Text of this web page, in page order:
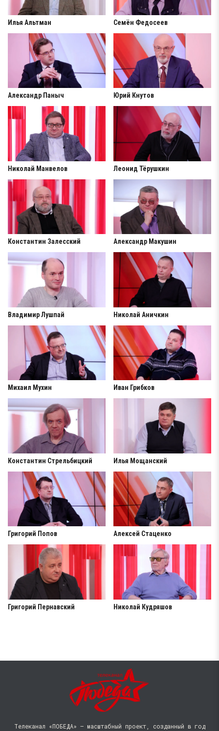
Илья Альтман Семён Федосеев
Александр Паныч Юрий Кнутов
Николай Манвелов Леонид Тёрушкин
Константин Залесский Александр Макушин
Владимир Лушпай Николай Аничкин
Михаил Мухин Иван Грибков
Константин Стрельбицкий Илья Мощанский
Григорий Попов Алексей Стаценко
Григорий Пернавский Николай Кудряшов
Телеканал «ПОБЕДА» — масштабный проект, созданный в год